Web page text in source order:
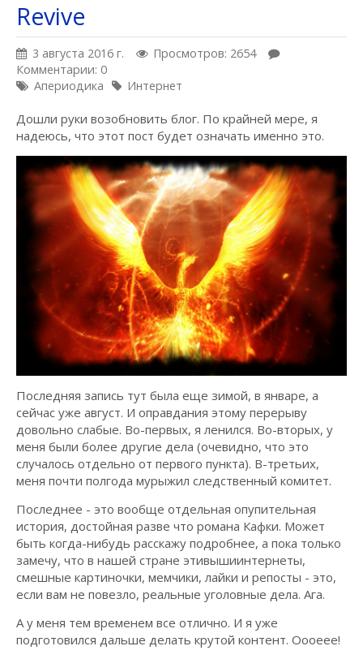
Revive
3 августа 2016 г.
Просмотров: 2654
Комментарии: 0
Апериодика
Интернет
Дошли руки возобновить блог. По крайней мере, я
надеюсь, что этот пост будет означать именно это.
Последняя запись тут была еще зимой, в январе, а
сейчас уже август. И оправдания этому перерыву
довольно слабые. Во-первых, я ленился. Во-вторых, у
меня были более другие дела (очевидно, что это
случалось отдельно от первого пункта). В-третьих,
меня почти полгода мурыжил следственный комитет.
Последнее - это вообще отдельная опупительная
история, достойная разве что романа Кафки. Может
быть когда-нибудь расскажу подробнее, а пока только
замечу, что в нашей стране этивышиинтернеты,
смешные картиночки, мемчики, лайки и репосты - это,
если вам не повезло, реальные уголовные дела. Ага.
А у меня тем временем все отлично. И я уже
подготовился дальше делать крутой контент. Оооеее!